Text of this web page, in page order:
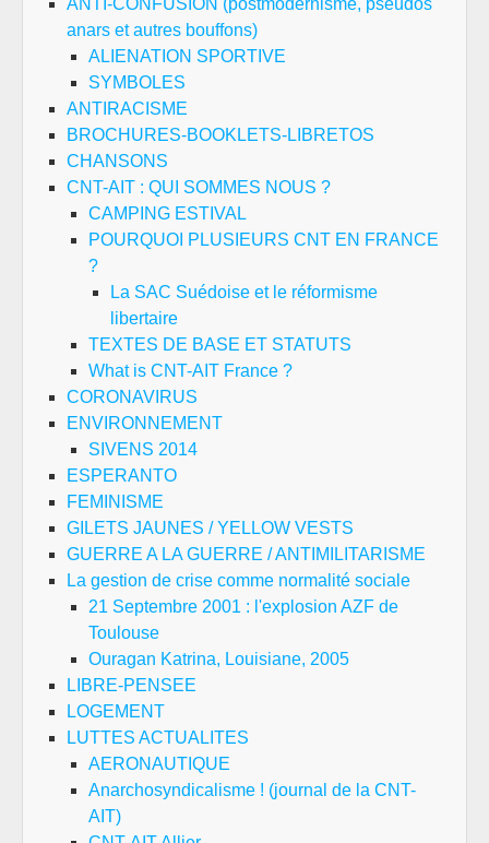
anars et autres bouffons)
ALIENATION SPORTIVE
SYMBOLES
ANTIRACISME
BROCHURES-BOOKLETS-LIBRETOS
CHANSONS
CNT-AIT : QUI SOMMES NOUS ?
CAMPING ESTIVAL
POURQUOI PLUSIEURS CNT EN FRANCE
?
La SAC Suédoise et le réformisme
libertaire
TEXTES DE BASE ET STATUTS
What is CNT-AIT France ?
CORONAVIRUS
ENVIRONNEMENT
SIVENS 2014
ESPERANTO
FEMINISME
GILETS JAUNES / YELLOW VESTS
GUERRE A LA GUERRE / ANTIMILITARISME
La gestion de crise comme normalité sociale
21 Septembre 2001 : l'explosion AZF de
Toulouse
Ouragan Katrina, Louisiane, 2005
LIBRE-PENSEE
LOGEMENT
LUTTES ACTUALITES
AERONAUTIQUE
Anarchosyndicalisme ! (journal de la CNT-
AIT)